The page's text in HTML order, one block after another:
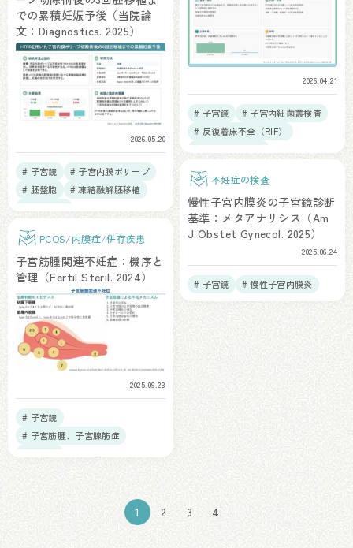
での累積妊娠予後（当院論
文：Diagnostics. 2025）
2026.05.20
# 子宮鏡
# 子宮内膜ポリープ
# 胚盤胞
# 凍結融解胚移植
# 年齢素因
2026.04.21
# 子宮鏡
# 子宮内細菌叢検査
# 反復着床不全（RIF）
# 不育症（RPL）
PCOS/内膜症/併存疾患
子宮筋腫関連不妊症：機序と
管理（Fertil Steril. 2024）
2025.09.23
# 子宮鏡
# 子宮筋腫、子宮腺筋症
# 腹腔鏡
不妊症の検査
慢性子宮内膜炎の子宮鏡診断
基準：メタアナリシス（Am
J Obstet Gynecol. 2025）
2025.06.24
# 子宮鏡 # 慢性子宮内膜炎
1 2 3 4